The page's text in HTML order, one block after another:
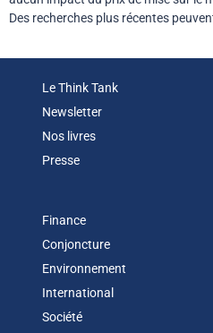
Des recherches plus récentes
Le Think Tank
Newsletter
Nos livres
Presse
Finance
Conjoncture
Environnement
International
Société